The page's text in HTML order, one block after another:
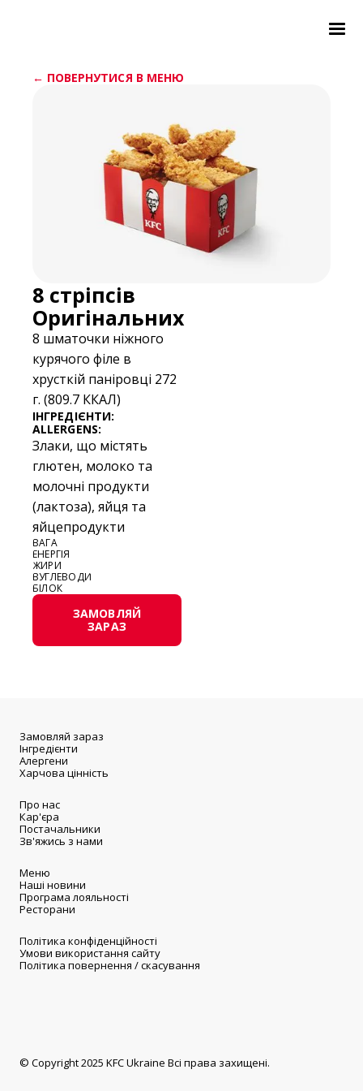
← ПОВЕРНУТИСЯ В МЕНЮ
8 стріпсів
Оригінальних
8 шматочки ніжного
курячого філе в
хрусткій паніровці 272
г. (809.7 ККАЛ)
ІНГРЕДІЄНТИ:
ALLERGENS:
Злаки, що містять
глютен, молоко та
молочні продукти
(лактоза), яйця та
яйцепродукти
ВАГА
ЕНЕРГІЯ
ЖИРИ
ВУГЛЕВОДИ
БІЛОК
ЗАМОВЛЯЙ
ЗАРАЗ
Замовляй зараз
Інгредієнти
Алергени
Харчова цінність
Про нас
Кар'єра
Постачальники
Зв'яжись з нами
Меню
Наші новини
Програма лояльності
Ресторани
Політика конфіденційності
Умови використання сайту
Політика повернення / скасування
© Copyright 2025 KFC Ukraine Всі права захищені.